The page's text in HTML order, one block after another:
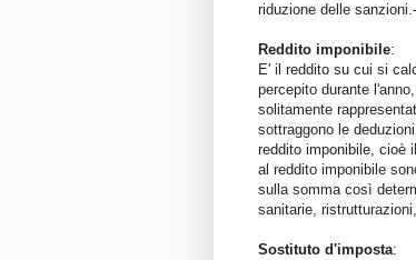
riduzione delle sanzioni.-
Reddito imponibile:
E' il reddito su cui si
percepito durante
solitamente
sottraggono le
reddito imponibile, cioè
al reddito imponibile
sulla somma così
sanitarie,
Sostituto d'imposta: